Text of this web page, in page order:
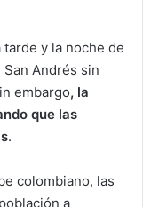
y la noche de
Andrés sin
embargo, la
que las
.
colombiano, las
a